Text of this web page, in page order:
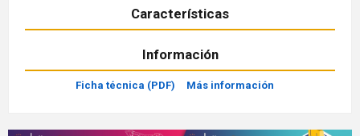
Características
Información
Ficha técnica (PDF) Más información